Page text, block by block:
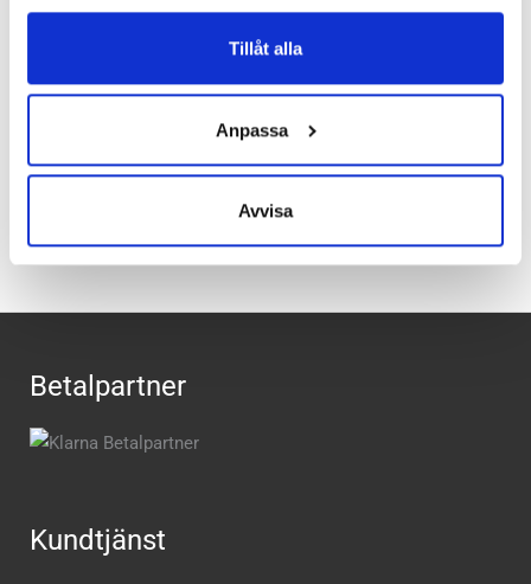
Tillåt alla
Anpassa
Avvisa
Häl-tå dropp:4 mm
Stockholm Storgatan, Umeå, Uppsala, Östersund
Recensioner
Betalpartner
Kundtjänst